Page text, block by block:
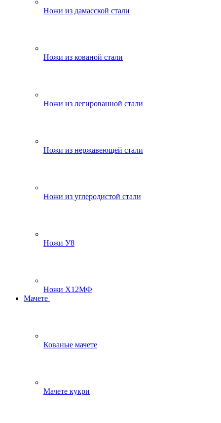
Ножи из дамасской стали
Ножи из кованой стали
Ножи из легированной стали
Ножи из нержавеющей стали
Ножи из углеродистой стали
Ножи У8
Ножи Х12МФ
Мачете
Кованые мачете
Мачете кукри